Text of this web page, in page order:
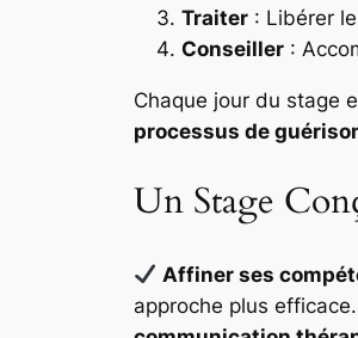
Traiter : Libérer
Conseiller :
Chaque jour du stage
processus de
Un Stage
Affiner ses
approche plus efficace.